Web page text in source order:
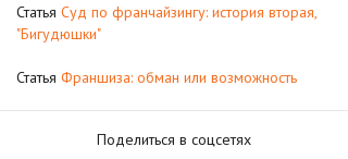
Статья Суд по франчайзингу: история вторая,
"Бигудюшки"
Статья Франшиза: обман или возможность
Поделиться в соцсетях